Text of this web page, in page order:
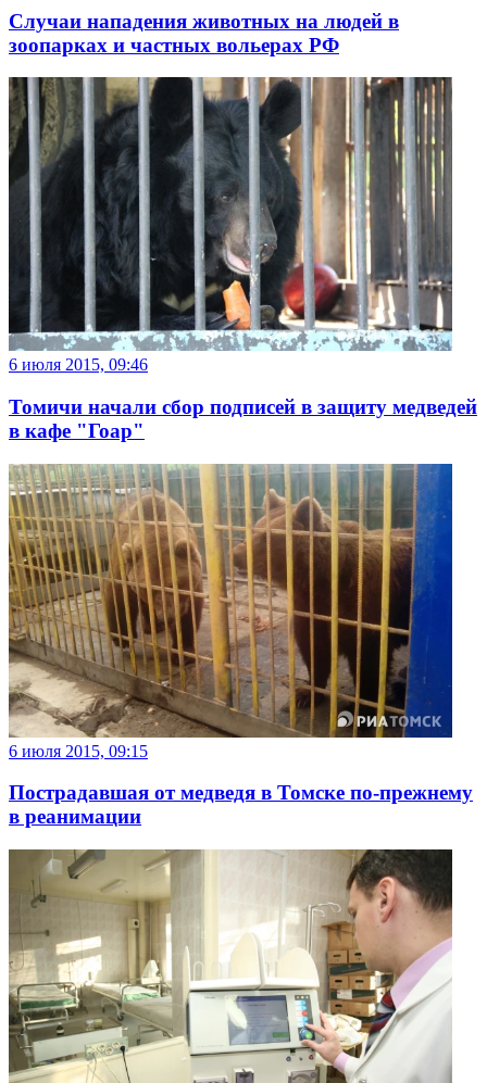
Случаи нападения животных на людей в
зоопарках и частных вольерах РФ
6 июля 2015, 09:46
Томичи начали сбор подписей в защиту медведей
в кафе "Гоар"
6 июля 2015, 09:15
Пострадавшая от медведя в Томске по-прежнему
в реанимации